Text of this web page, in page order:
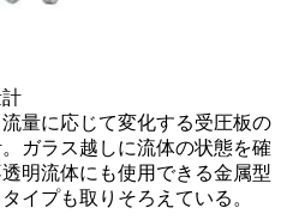
量に応じて変化する受圧板の
ガラス越しに流体の状態を確
明流体にも使用できる金属型
イプも取りそろえている。